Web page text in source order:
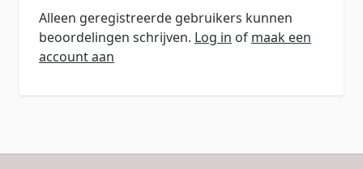
Alleen geregistreerde gebruikers kunnen
beoordelingen schrijven. Log in of maak een
account aan